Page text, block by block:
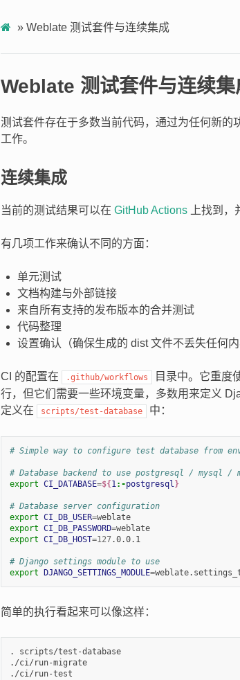
» Weblate 测试套件与连续集成
Weblate 测试套件与连续集
测试套件存在于多数当前代码，通过为任何新
工作。
连续集成
当前的测试结果可以在 GitHub Actions上找到，
有几项工作来确认不同的方面：
单元测试
文档构建与外部链接
来自所有支持的发布版本的合并测试
代码整理
设置确认（确保生成的 dist 文件不丢失任何内
CI 的配置在 .github/workflows 目录中。它重度
行，但它们需要一些环境变量，多数用来定义
定义在
scripts/test-database 中：
# Simple way to configure test database from
# Database backend to use postgresql / mysql /
export CI_DATABASE=${ 1:-postgresql }
# Database server configuration
export CI_DB_USER=
weblate
export CI_DB_PASSWORD=
weblate
export CI_DB_HOST=127.0.0.1
# Django settings module to use
export
DJANGO_SETTINGS_MODULE=
简单的执行看起来可以像这样：
. scripts/test-database
./ci/run-migrate
./ci/run-test